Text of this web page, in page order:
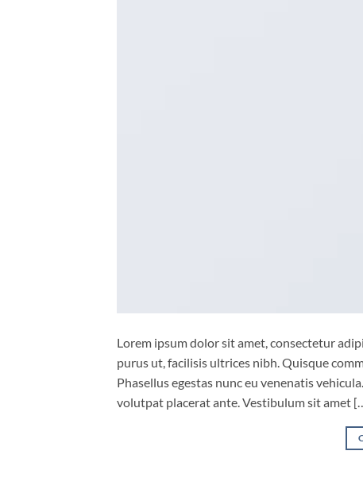
Lorem ipsum dolor sit amet, consectetur
purus ut, facilisis ultrices nibh. Quisque
Phasellus egestas nunc eu venenatis
volutpat placerat ante. Vestibulum sit amet